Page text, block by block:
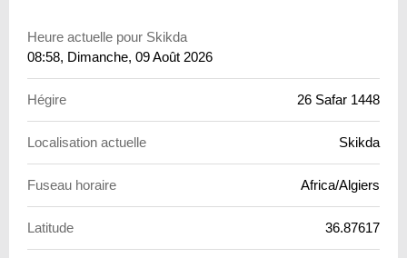
Heure actuelle pour Skikda
08:58, Dimanche, 09 Août 2026
Hégire 26 Safar 1448
Localisation actuelle Skikda
Fuseau horaire Africa/Algiers
Latitude 36.87617